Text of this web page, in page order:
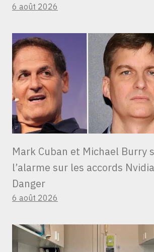
6 août 2026
Mark Cuban et Michael Burry
l’alarme sur les accords
Danger
6 août 2026